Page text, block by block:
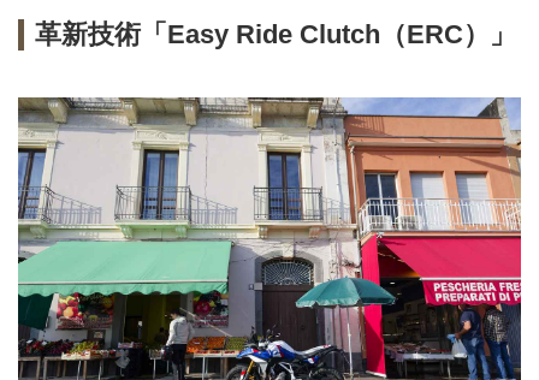
革新技術「Easy Ride Clutch（ERC）」